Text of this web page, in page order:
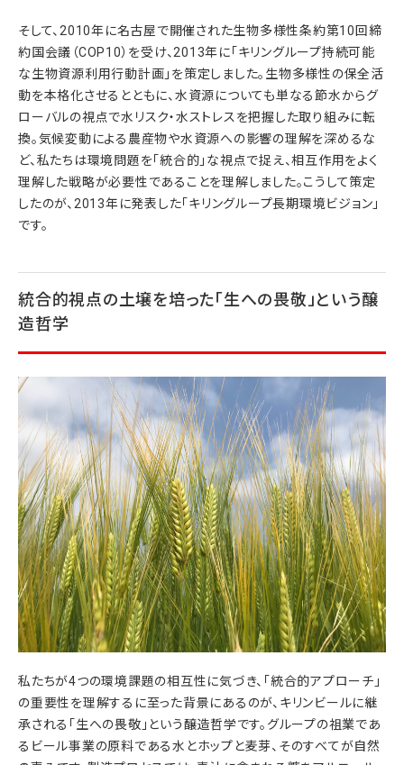
そして、2010年に名古屋で開催された生物多様性条約第10回締
約国会議（COP10）を受け、2013年に「キリングループ持続可能
な生物資源利用行動計画」を策定しました。生物多様性の保全活
動を本格化させるとともに、水資源についても単なる節水からグ
ローバルの視点で水リスク・水ストレスを把握した取り組みに転
換。気候変動による農産物や水資源への影響の理解を深めるな
ど、私たちは環境問題を「統合的」な視点で捉え、相互作用をよく
理解した戦略が必要性であることを理解しました。こうして策定
したのが、2013年に発表した「キリングループ長期環境ビジョン」
です。
統合的視点の土壌を培った「生への畏敬」という醸
造哲学
私たちが4つの環境課題の相互性に気づき、「統合的アプローチ」
の重要性を理解するに至った背景にあるのが、キリンビールに継
承される「生への畏敬」という醸造哲学です。グループの祖業であ
るビール事業の原料である水とホップと麦芽、そのすべてが自然